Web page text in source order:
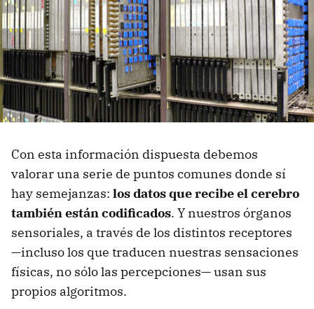
Con esta información dispuesta debemos
valorar una serie de puntos comunes donde sí
hay semejanzas: los datos que recibe el cerebro
también están codificados. Y nuestros órganos
sensoriales, a través de los distintos receptores
—incluso los que traducen nuestras sensaciones
físicas, no sólo las percepciones— usan sus
propios algoritmos.